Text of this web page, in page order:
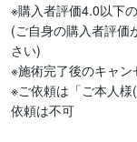
※購入者評価4.0以下
(ご自身の購入者評価
さい)
※施術完了後のキャ
※ご依頼は「ご本人
依頼は不可